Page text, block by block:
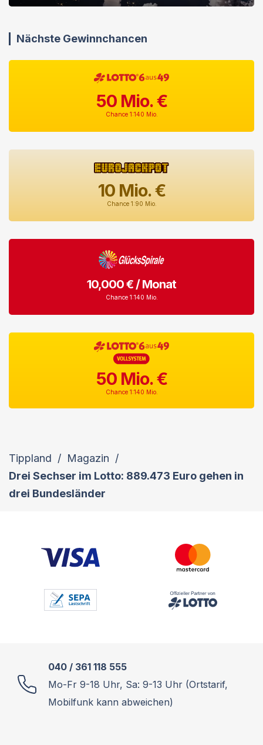
Nächste Gewinnchancen
50Mio. €
Chance 1:140 Mio.
10Mio. €
Chance 1:90 Mio.
10,000 € / Monat
Chance 1:140 Mio.
50 Mio. €
Chance 1:140 Mio.
Tippland / Magazin /
Drei Sechser im Lotto: 889.473 Euro gehen in
drei Bundesländer
040 / 361 118 555
Mo-Fr 9-18 Uhr, Sa: 9-13 Uhr (Ortstarif,
Mobilfunk kann abweichen)